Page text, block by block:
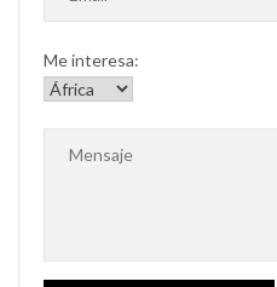
Me interesa: